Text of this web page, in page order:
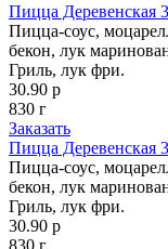
Пицца Деревенская
Пицца-соус,
бекон, лук
Гриль, лук фри.
30.90 р
830 г
Заказать
Пицца Деревенская
Пицца-соус,
бекон, лук
Гриль, лук фри.
30.90 р
830 г